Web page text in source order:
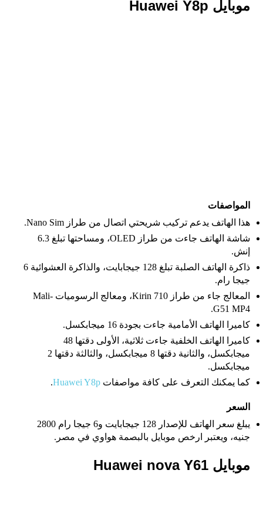
موبايل Huawei Y8p
المواصفات
هذا الهاتف يدعم تركيب شريحتي اتصال من طراز Nano Sim.
شاشة الهاتف جاءت من طراز OLED، ومساحتها تبلغ 6.3
إنش.
ذاكرة الهاتف الصلبة تبلغ 128 جيجابايت، والذاكرة العشوائية 6
جيجا رام.
المعالج جاء من طراز Kirin 710، ومعالج الرسوميات Mali-
G51 MP4.
كاميرا الهاتف الأمامية جاءت بجودة 16 ميجابكسل.
كاميرا الهاتف الخلفية جاءت ثلاثية، الأولى دقتها 48
ميجابكسل، والثانية دقتها 8 ميجابكسل، والثالثة دقتها 2
ميجابكسل.
كما يمكنك التعرف على كافة مواصفاتHuawei Y8p
.
السعر
يبلغ سعر الهاتف للإصدار 128 جيجابايت و6 جيجا رام 2800
جنيه، ويعتبر ارخص موبايل بالبصمة هواوي في مصر​.
موبايل Huawei nova Y61